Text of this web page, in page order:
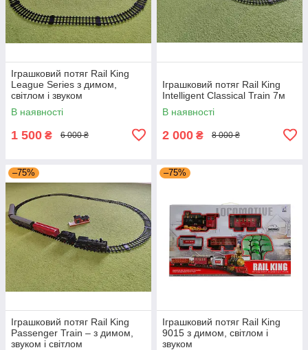
Іграшковий потяг Rail King
League Series з димом,
світлом і звуком
В наявності
1 500 ₴ 6 000 ₴
Іграшковий потяг Rail King
Intelligent Classical Train 7м
В наявності
2 000 ₴ 8 000 ₴
–75%
Іграшковий потяг Rail King
Passenger Train – з димом,
звуком і світлом
–75%
Іграшковий потяг Rail King
9015 з димом, світлом і
звуком